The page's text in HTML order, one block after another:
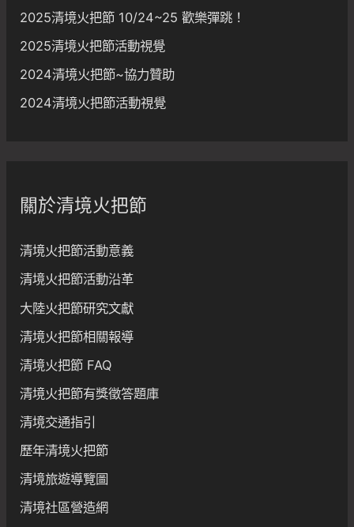
2025清境火把節 10/24~25 歡樂彈跳！
2025清境火把節活動視覺
2024清境火把節~協力贊助
2024清境火把節活動視覺
關於清境火把節
清境火把節活動意義
清境火把節活動沿革
大陸火把節研究文獻
清境火把節相關報導
清境火把節 FAQ
清境火把節有獎徵答題庫
清境交通指引
歷年清境火把節
清境旅遊導覽圖
清境社區營造網